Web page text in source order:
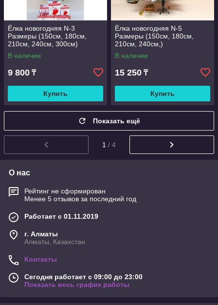
Ёлка новогодняя N-3
Размеры (150см, 180см,
210см, 240см, 300см)
В наличии
9 800 ₸
Купить
Ёлка новогодняя N-5
Размеры (150см, 180см,
210см, 240см,)
В наличии
15 250 ₸
Купить
Показать ещё
1 / 4
О нас
Рейтинг не сформирован
Менее 5 отзывов за последний год
Работает с 01.11.2019
г. Алматы
Алматы, Казахстан
Контакты
Сегодня работает с 09:00 до 23:00
Показать весь график работы